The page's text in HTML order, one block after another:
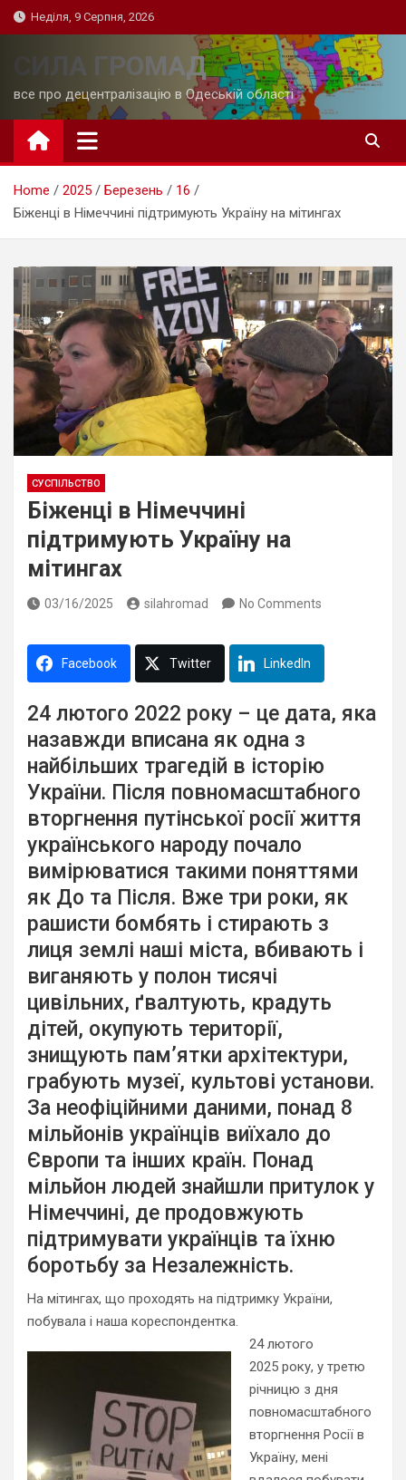
Skip
to
Неділя, 9 Серпня, 2026
СИЛА ГРОМАД
все про децентралізацію в Одеській області
Home 2025 Березень
16
Біженці в Німеччині підтримують Україну на мітингах
СУСПІЛЬСТВО
Біженці в Німеччині
підтримують Україну на
мітингах
03/16/2025 silahromad No Comments
Facebook Twitter LinkedIn
24 лютого 2022 року – це дата, яка
назавжди вписана як одна з
найбільших трагедій в історію
України. Після повномасштабного
вторгнення путінської росії життя
українського народу почало
вимірюватися такими поняттями
як До та Після. Вже три роки, як
рашисти бомбять і стирають з
лиця землі наші міста, вбивають і
виганяють у полон тисячі
цивільних, ґвалтують, крадуть
дітей, окупують території,
знищують пам’ятки архітектури,
грабують музеї, культові установи.
За неофіційними даними, понад 8
мільйонів українців виїхало до
Європи та інших країн. Понад
мільйон людей знайшли притулок у
Німеччині, де продовжують
підтримувати українців та їхню
боротьбу за Незалежність.
На мітингах, що проходять на підтримку України,
побувала і наша кореспондентка.
24 лютого
2025 року, у третю
річницю з дня
повномасштабного
вторгнення Росії в
Україну, мені